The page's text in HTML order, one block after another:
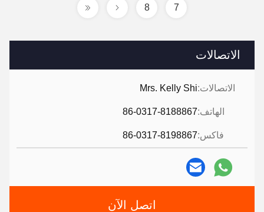
الاتصالات
الاتصالات:Mrs. Kelly Shi
الهاتف:86-0317-8188867
فاكس:86-0317-8198867
اتصل الآن
7
8